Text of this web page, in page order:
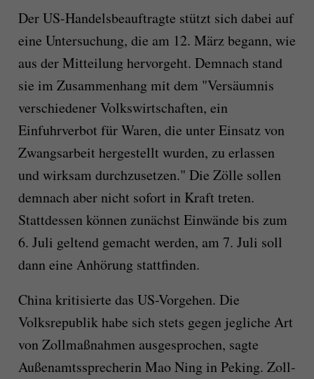
Der US-Handelsbeauftragte stützt sich dabei auf
eine Untersuchung, die am 12. März begann, wie
aus der Mitteilung hervorgeht. Demnach stand
sie im Zusammenhang mit dem "Versäumnis
verschiedener Volkswirtschaften, ein
Einfuhrverbot für Waren, die unter Einsatz von
Zwangsarbeit hergestellt wurden, zu erlassen
und wirksam durchzusetzen." Die Zölle sollen
demnach aber nicht sofort in Kraft treten.
Stattdessen können zunächst Einwände bis zum
6. Juli geltend gemacht werden, am 7. Juli soll
dann eine Anhörung stattfinden.
China kritisierte das US-Vorgehen. Die
Volksrepublik habe sich stets gegen jegliche Art
von Zollmaßnahmen ausgesprochen, sagte
Außenamtssprecherin Mao Ning in Peking. Zoll-